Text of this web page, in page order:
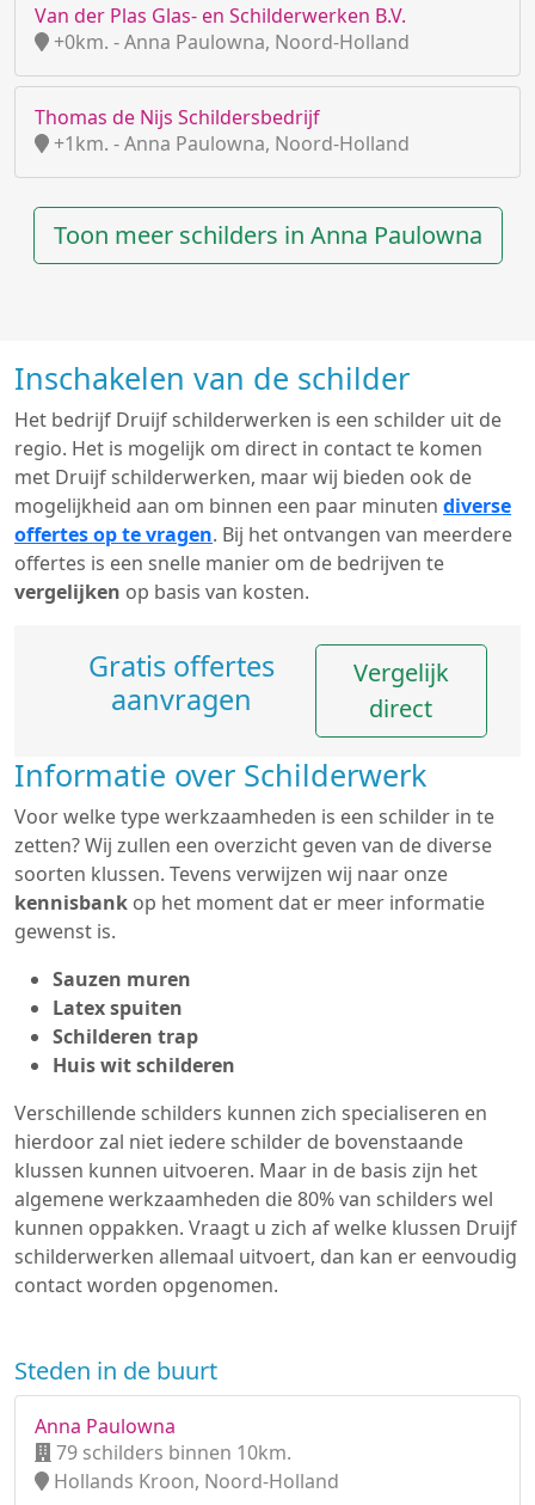
Van der Plas Glas- en Schilderwerken B.V.
+0km. - Anna Paulowna, Noord-Holland
Thomas de Nijs Schildersbedrijf
+1km. - Anna Paulowna, Noord-Holland
Toon meer schilders in Anna Paulowna
Inschakelen van de schilder
Het bedrijf Druijf schilderwerken is een schilder uit de
regio. Het is mogelijk om direct in contact te komen
met Druijf schilderwerken, maar wij bieden ook de
mogelijkheid aan om binnen een paar minuten diverse
offertes op te vragen. Bij het ontvangen van meerdere
offertes is een snelle manier om de bedrijven te
vergelijken op basis van kosten.
Gratis offertes
aanvragen
Vergelijk
direct
Informatie over Schilderwerk
Voor welke type werkzaamheden is een schilder in te
zetten? Wij zullen een overzicht geven van de diverse
soorten klussen. Tevens verwijzen wij naar onze
kennisbank op het moment dat er meer informatie
gewenst is.
Sauzen muren
Latex spuiten
Schilderen trap
Huis wit schilderen
Verschillende schilders kunnen zich specialiseren en
hierdoor zal niet iedere schilder de bovenstaande
klussen kunnen uitvoeren. Maar in de basis zijn het
algemene werkzaamheden die 80% van schilders wel
kunnen oppakken. Vraagt u zich af welke klussen Druijf
schilderwerken allemaal uitvoert, dan kan er eenvoudig
contact worden opgenomen.
Steden in de buurt
Anna Paulowna
79 schilders binnen 10km.
Hollands Kroon, Noord-Holland